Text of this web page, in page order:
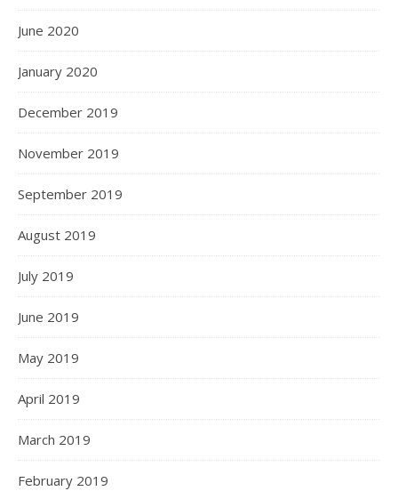
June 2020
January 2020
December 2019
November 2019
September 2019
August 2019
July 2019
June 2019
May 2019
April 2019
March 2019
February 2019